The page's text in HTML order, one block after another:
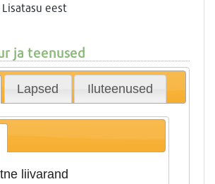
eest
ja teenused
Lapsed Iluteenused
liivarand